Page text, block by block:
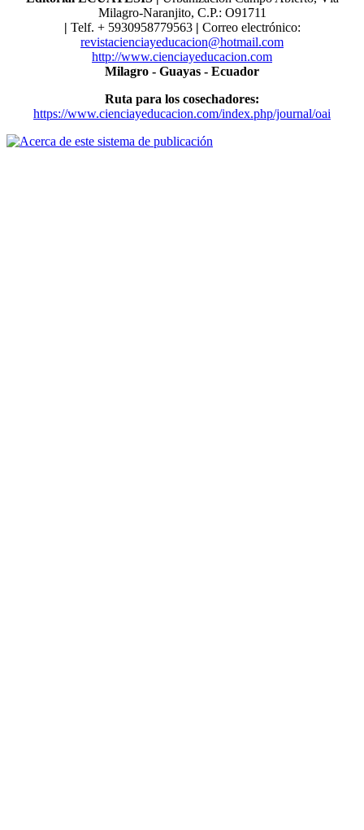
Milagro-Naranjito, C.P.: O91711
| Telf. ​​+ 5930958779563 | Correo electrónico:
revistacienciayeducacion@hotmail.com
http://www.cienciayeducacion.com
Milagro - Guayas - Ecuador
Ruta para los cosechadores:
https://www.cienciayeducacion.com/index.php/journal/oai